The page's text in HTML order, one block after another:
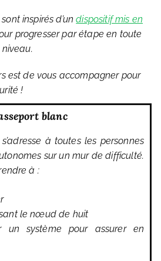
inspirés d’undispositif mis en
progresser par étape en toute
est de vous accompagner pour
!
blanc
à toutes les personnes
sur un mur de difficulté.
à :
le nœud de huit
un système pour assurer en